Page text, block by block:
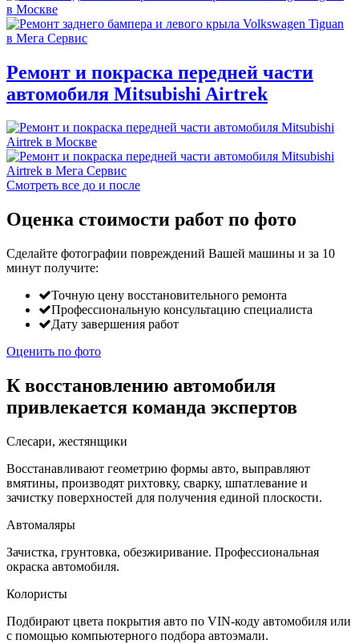
Ремонт и покраска передней части
автомобиля Mitsubishi Airtrek
Смотреть все до и после
Оценка стоимости работ по фото
Сделайте фотографии повреждений Вашей машины и за 10
минут получите:
Точную цену восстановительного ремонта
Профессиональную консультацию специалиста
Дату завершения работ
Оценить по фото
К восстановлению автомобиля
привлекается команда экспертов
Слесари, жестянщики
Восстанавливают геометрию формы авто, выправляют
вмятины, производят рихтовку, сварку, шпатлевание и
зачистку поверхностей для получения единой плоскости.
Автомаляры
Зачистка, грунтовка, обезжиривание. Профессиональная
окраска автомобиля.
Колористы
Подбирают цвета покрытия авто по VIN-коду автомобиля или
с помощью компьютерного подбора автоэмали.